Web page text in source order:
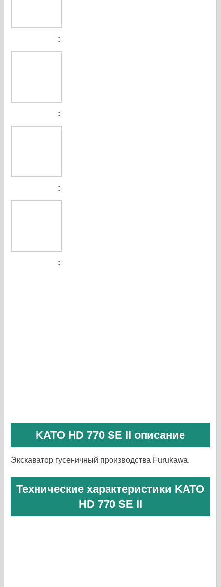
KATO HD 770 SE II описание
Экскаватор гусеничный производства Furukawa.
Технические характеристики KATO
HD 770 SE II